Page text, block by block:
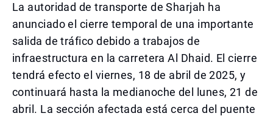
La autoridad de transporte de Sharjah ha
anunciado el cierre temporal de una importante
salida de tráfico debido a trabajos de
infraestructura en la carretera Al Dhaid. El cierre
tendrá efecto el viernes, 18 de abril de 2025, y
continuará hasta la medianoche del lunes, 21 de
abril. La sección afectada está cerca del puente